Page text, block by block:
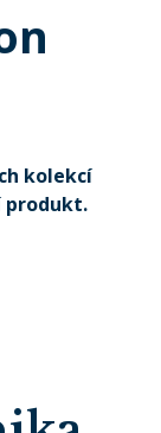
kolekcí
produkt.